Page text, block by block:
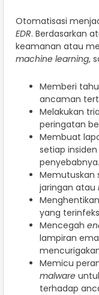
Otomatisasi
EDR. Berdasarkan
keamanan atau
machine learning,
Memberi
ancaman
Melakukan
peringatan
Membuat
setiap
penyebabnya.
Memutuskan
jaringan atau
yang
Mencegah
lampiran
Memicu
malware
terhadap